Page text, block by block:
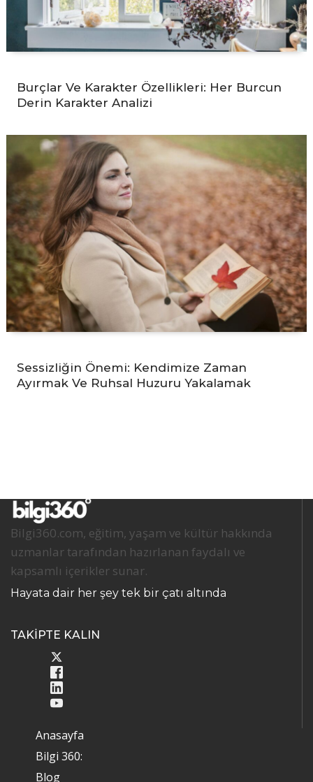
Burçlar Ve Karakter Özellikleri: Her Burcun
Derin Karakter Analizi
Sessizliğin Önemi: Kendimize Zaman
Ayırmak Ve Ruhsal Huzuru Yakalamak
Bilgi360.com, eğitim, yaşam ve kültür hakkında
uzmanlar tarafından hazırlanan faydalı ve
kapsamlı içerikler sunar.
Hayata dair her şey tek bir çatı altında
TAKİPTE KALIN
Anasayfa
Bilgi 360:
Blog